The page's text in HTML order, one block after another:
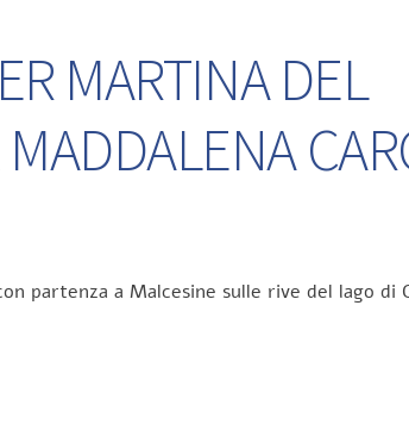
MARTINA DEL
partenza a Malcesine sulle rive del lago di